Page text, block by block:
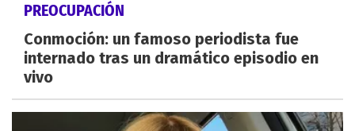
PREOCUPACIÓN
Conmoción: un famoso periodista fue
internado tras un dramático episodio en
vivo